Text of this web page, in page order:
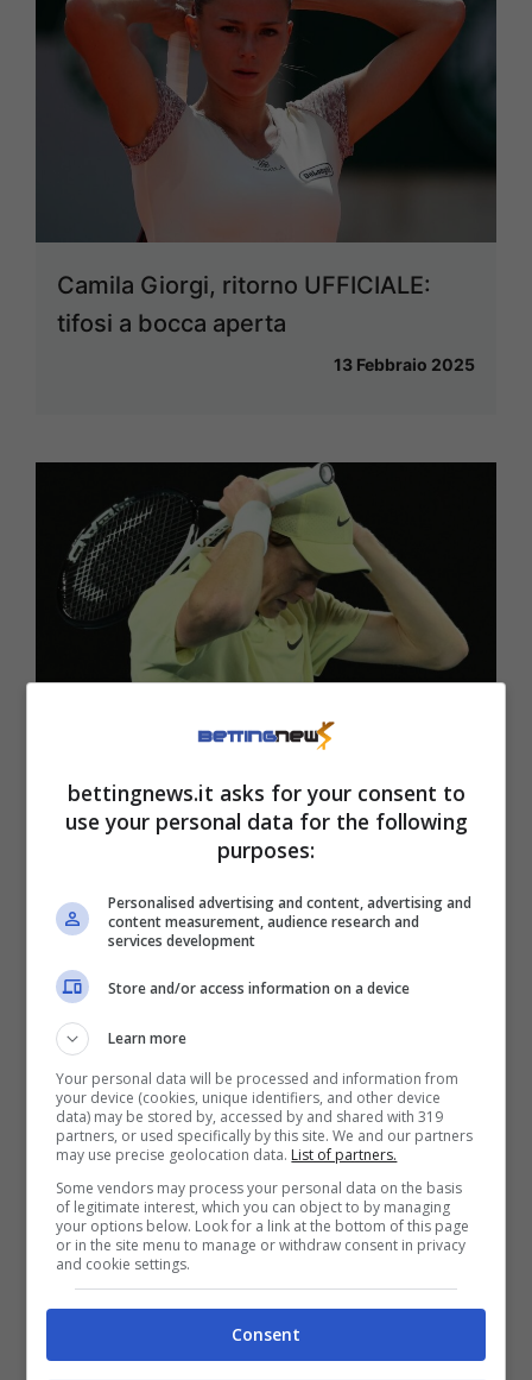
Camila Giorgi, ritorno UFFICIALE:
tifosi a bocca aperta
13 Febbraio 2025
Sinner superato da Alcaraz,
UFFICIALE: tifosi increduli
12 Febbraio 2025
<< 1
bettingnews.it asks for your consent to
use your personal data for the following
purposes:
Personalised advertising and content, advertising and
content measurement, audience research and
services development
Store and/or access information on a device
Learn more
Your personal data will be processed and information from
your device (cookies, unique identifiers, and other device
data) may be stored by, accessed by and shared with 319
partners, or used specifically by this site. We and our partners
may use precise geolocation data. List of partners.
Some vendors may process your personal data on the basis
of legitimate interest, which you can object to by managing
your options below. Look for a link at the bottom of this page
or in the site menu to manage or withdraw consent in privacy
and cookie settings.
Consent